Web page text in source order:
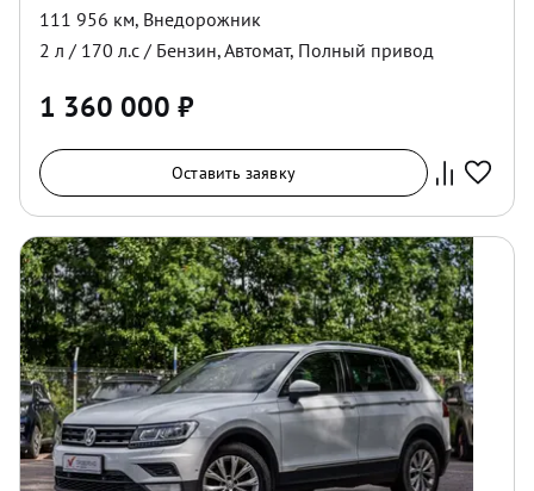
111 956 км, Внедорожник
2 л / 170 л.с / Бензин,Автомат, Полный привод
1 360 000 ₽
Оставить заявку